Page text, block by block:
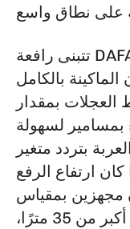
تتبنى رافعة DAFANG الجسرية تصميم FEM
بالكامل
ضغط العجلات بمقدار
بمسامير لسهولة
بتردد متغير
ارتفاع الرفع
نكون مجهزين بمقياس
سرعة الرياح. إذا كان الامتداد أكبر من 35 مترًا،